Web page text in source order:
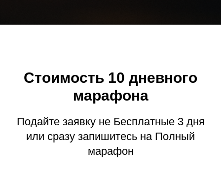
Стоимость 10 дневного
марафона
Подайте заявку не Бесплатные 3 дня
или сразу запишитесь на Полный
марафон